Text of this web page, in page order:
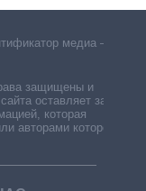
медиа –
защищены и
оставляет за
которая
авторами которой